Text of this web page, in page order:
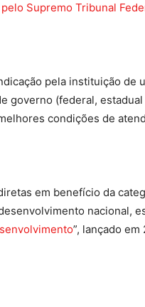
Supremo Tribunal
pela instituição de
governo (federal,
condições de
em benefício da
nacional,
”, lançado